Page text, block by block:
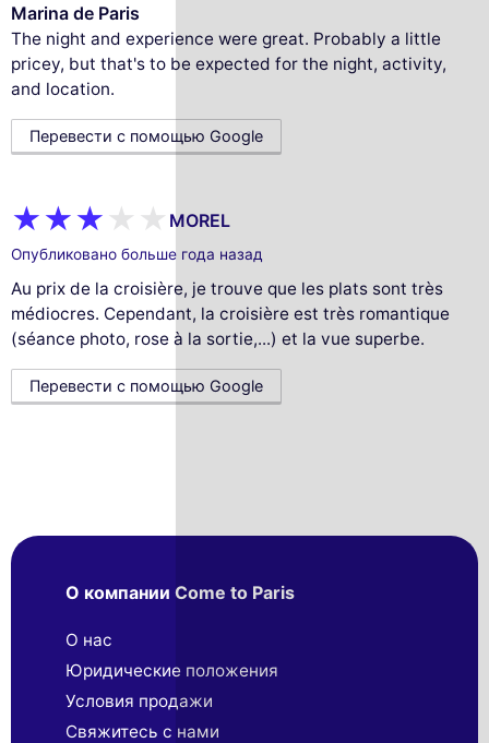
Marina de Paris
The night and experience were great. Probably a little
pricey, but that's to be expected for the night, activity,
and location.
Перевести с помощью Google
MOREL
Опубликовано больше года назад
Au prix de la croisière, je trouve que les plats sont très
médiocres. Cependant, la croisière est très romantique
(séance photo, rose à la sortie,...) et la vue superbe.
Перевести с помощью Google
О компании Come to Paris
О нас
Юридические положения
Условия продажи
Свяжитесь с нами